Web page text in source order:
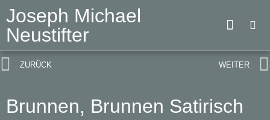
Joseph Michael
Neustifter
ZURÜCK WEITER
Brunnen, Brunnen Satirisch